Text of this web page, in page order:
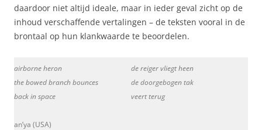
daardoor niet altijd ideale, maar in ieder geval zicht op de
inhoud verschaffende vertalingen – de teksten vooral in de
brontaal op hun klankwaarde te beoordelen.
airborne heron
the bowed branch bounces
back in space
an’ya (USA)
de reiger vliegt heen
de doorgebogen tak
veert terug